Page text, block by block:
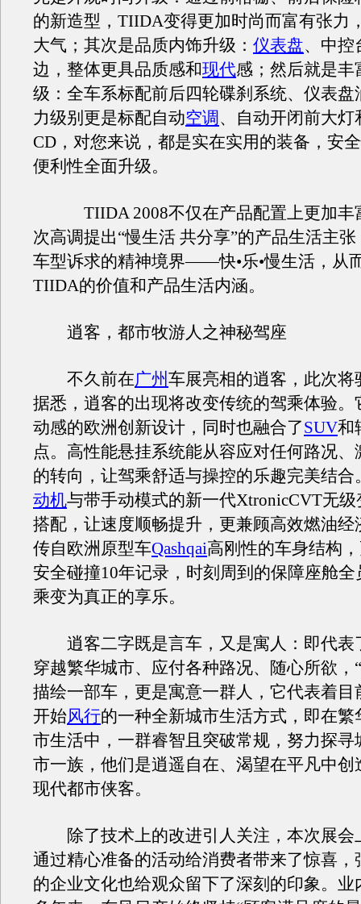
的新造型，TIIDA变得更加时尚而富有张力
大气；其次是品质内饰升级： 仪表盘、中控
边，整体更具品质感和现代感；然后就是丰
级：全车系标配前后四轮碟刹系统、仪表盘
力级别更是标配自动空调 、自动开闭前大灯
CD，对您来说，都是实在实用的装备，安
便利性全面升级。
TIIDA 2008不仅在产品配置上更加丰
次高调提出“慢生活 共分享”的产品生活主
车型诉求的精神境界——快•乐•慢生活，从
TIIDA的价值和产品生活内涵。
逍客，都市牧游人之神秘驾座
不久前在广州车展亮相的逍客，此次将
据悉，逍客的出现将改变传统的驾乘体验。
动感的欧洲创新设计，同时也融合了SUV和
点。高性能悬挂系统能从容应对任何路况、
的转向，让驾乘舒适与操控的乐趣完美结合
动机与带手动模式的新一代XtronicCVT无
搭配，让速度顺畅提升，更兼顾高效燃油经
传自欧洲原型车Qashqai高刚性的车身结构
安全碰撞10年记录，时刻周到的保障座舱
乘变为真正的享乐。
逍客二字既是言车，又是寓人：即代表
穿越繁华城市、应付各种路况、随心所欲，
描绘一部车，更是寓意一群人，它代表着目
开始风行的一种全新城市生活方式，即在繁
市生活中，一群睿智且突破常规，努力探寻
市一族，他们是逍遥自在、渴望在平凡中创
现代都市侠客。
除了技术上的改进引人关注，本次展会
通过精心准备的活动给消费者带来了惊喜，
的企业文化也给观众留下了深刻的印象。业